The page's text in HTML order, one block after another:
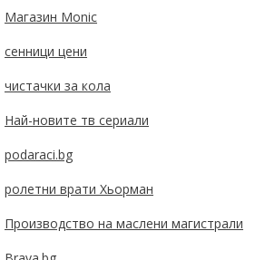
Магазин Monic
сенници цени
чистачки за кола
Най-новите тв сериали
podaraci.bg
ролетни врати Хьорман
Производство на маслени магистрали